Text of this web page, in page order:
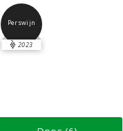
Perswijn
2023